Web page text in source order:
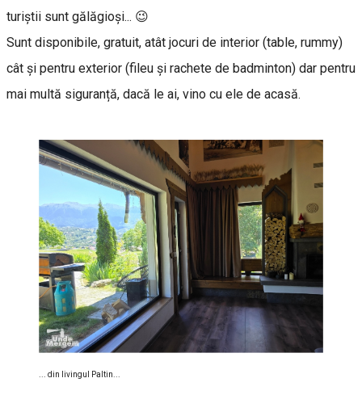
turiștii sunt gălăgioși... 😉
Sunt disponibile, gratuit, atât jocuri de interior (table, rummy)
cât și pentru exterior (fileu și rachete de badminton) dar pentru
mai multă siguranță, dacă le ai, vino cu ele de acasă.
... din livingul Paltin...